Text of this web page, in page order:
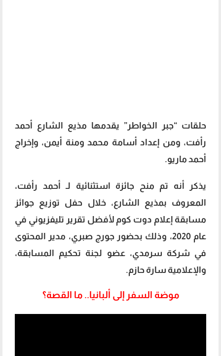
حلقات “جبر الخواطر” يقدمها مذيع الشارع أحمد
رأفت، ومن إعداد أسامة محمد ومنة أيمن، وإخراج
أحمد ماريو.
يذكر أنه تم منح جائزة استثنائية لـ أحمد رأفت،
المعروف بمذيع الشارع، خلال حفل توزيع جوائز
مسابقة إعلام دوت كوم لأفضل تقرير تليفزيوني في
عام 2020، وذلك بحضور جورج صبري، مدير المحتوى
في شركة سرمدي، عضو لجنة تحكيم المسابقة،
والإعلامية سارة حازم.
موضة السفر إلى ألبانيا.. ما القصة؟